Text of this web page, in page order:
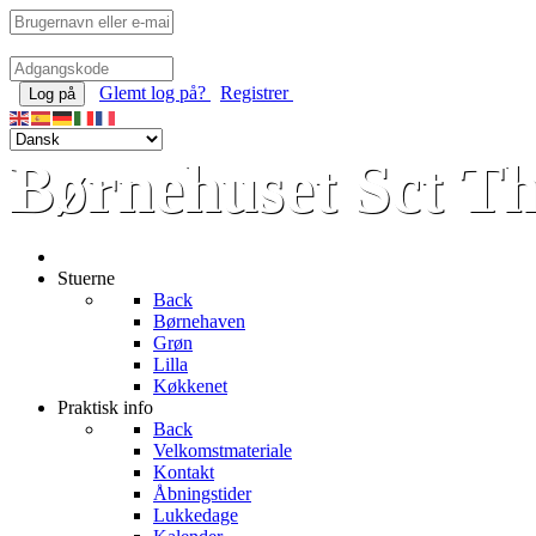
Log på Glemt log på? Registrer
Børnehuset Sct
Stuerne
Back
Børnehaven
Grøn
Lilla
Køkkenet
Praktisk info
Back
Velkomstmateriale
Kontakt
Åbningstider
Lukkedage